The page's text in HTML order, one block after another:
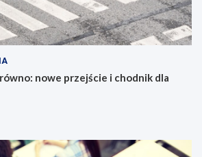
nowe przejście i chodnik dla